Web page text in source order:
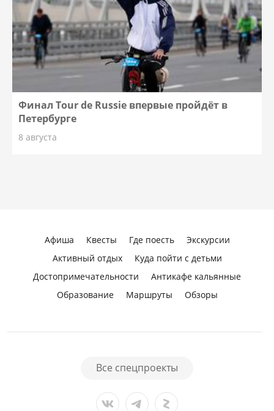
Финал Tour de Russie впервые пройдёт в
Петербурге
8 августа
Афиша Квесты Где поесть
Экскурсии
Активный отдых
Куда пойти с детьми
Достопримечательности
Антикафе кальянные
Образование
Маршруты Обзоры
Все спецпроекты